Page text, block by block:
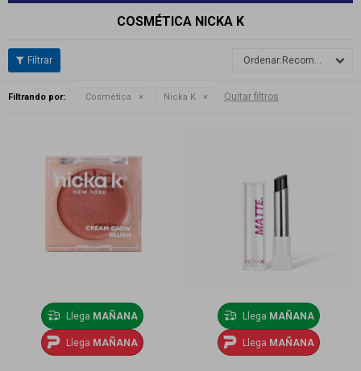
COSMÉTICA NICKA K
Recomendados
Filtrando por: Cosmética Nicka K Quitar filtros
Llega MAÑANA
Llega MAÑANA
Llega MAÑANA
Llega MAÑANA